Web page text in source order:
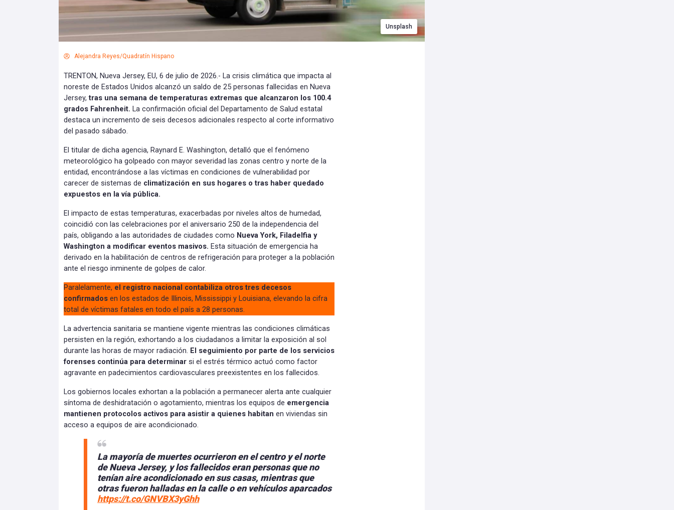
Unsplash
Alejandra Reyes/Quadratín Hispano
TRENTON, Nueva Jersey, EU, 6 de julio de 2026.- La crisis climática que impacta al
noreste de Estados Unidos alcanzó un saldo de 25 personas fallecidas en Nueva
Jersey,tras una semana de temperaturas extremas que alcanzaron los 100.4
grados Fahrenheit. La confirmación oficial del Departamento de Salud estatal
destaca un incremento de seis decesos adicionales respecto al corte informativo
del pasado sábado.
El titular de dicha agencia, Raynard E. Washington, detalló que el fenómeno
meteorológico ha golpeado con mayor severidad las zonas centro y norte de la
entidad, encontrándose a las víctimas en condiciones de vulnerabilidad por
carecer de sistemas de climatización en sus hogares o tras haber quedado
expuestos en la vía pública.
El impacto de estas temperaturas, exacerbadas por niveles altos de humedad,
coincidió con las celebraciones por el aniversario 250 de la independencia del
país, obligando a las autoridades de ciudades como Nueva York, Filadelfia y
Washington a modificar eventos masivos. Esta situación de emergencia ha
derivado en la habilitación de centros de refrigeración para proteger a la población
ante el riesgo inminente de golpes de calor.
Paralelamente, el registro nacional contabiliza otros tres decesos
confirmados en los estados de Illinois, Mississippi y Louisiana, elevando la cifra
total de víctimas fatales en todo el país a 28 personas.
La advertencia sanitaria se mantiene vigente mientras las condiciones climáticas
persisten en la región, exhortando a los ciudadanos a limitar la exposición al sol
durante las horas de mayor radiación. El seguimiento por parte de los servicios
forenses continúa para determinar si el estrés térmico actuó como factor
agravante en padecimientos cardiovasculares preexistentes en los fallecidos.
Los gobiernos locales exhortan a la población a permanecer alerta ante cualquier
síntoma de deshidratación o agotamiento, mientras los equipos de emergencia
mantienen protocolos activos para asistir a quienes habitan en viviendas sin
acceso a equipos de aire acondicionado.
La mayoría de muertes ocurrieron en el centro y el norte
de Nueva Jersey, y los fallecidos eran personas que no
tenían aire acondicionado en sus casas, mientras que
otras fueron halladas en la calle o en vehículos aparcados
https://t.co/GNVBX3yGhh